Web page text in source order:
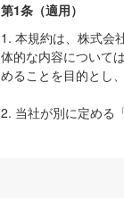
第1条（適用）
1. 本規約は、株式会
体的な内容について
めることを目的とし
2. 当社が別に定める
は、本規約の規定が